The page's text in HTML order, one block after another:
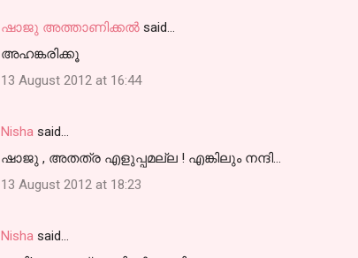
ഷാജു അത്താണിക്കല്‍ said…
അഹങ്കരിക്കൂ
13 August 2012 at 16:44
Nisha said…
ഷാജു , അതത്ര എളുപ്പമല്ല ! എങ്കിലും നന്ദി...
13 August 2012 at 18:23
Nisha said…